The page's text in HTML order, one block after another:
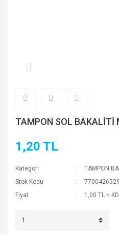
TAMPON SOL BAKALİTİ
1,20 TL
Kategori
TAMPON
Stok Kodu
7700426529
Fiyat
1,00 TL +